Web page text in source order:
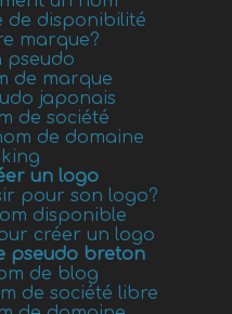
de disponibilité
marque?
pseudo
de marque
japonais
de société
de domaine
un logo
pour son logo?
disponible
créer un logo
pseudo breton
de blog
de société libre